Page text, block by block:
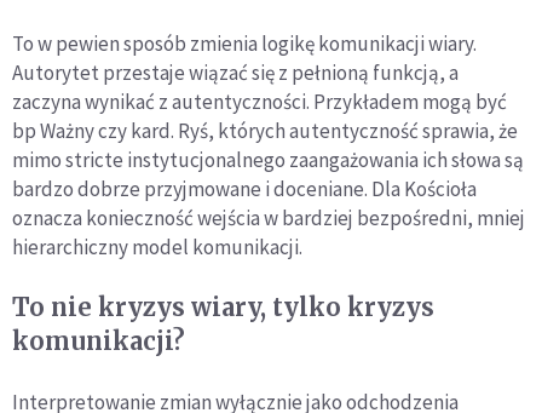
To w pewien sposób zmienia logikę komunikacji wiary.
Autorytet przestaje wiązać się z pełnioną funkcją, a
zaczyna wynikać z autentyczności. Przykładem mogą być
bp Ważny czy kard. Ryś, których autentyczność sprawia, że
mimo stricte instytucjonalnego zaangażowania ich słowa są
bardzo dobrze przyjmowane i doceniane. Dla Kościoła
oznacza konieczność wejścia w bardziej bezpośredni, mniej
hierarchiczny model komunikacji.
To nie kryzys wiary, tylko kryzys
komunikacji?
Interpretowanie zmian wyłącznie jako odchodzenia